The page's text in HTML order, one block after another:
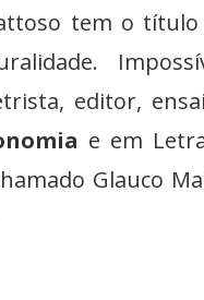
tem o título
editor,
e em
Glauco